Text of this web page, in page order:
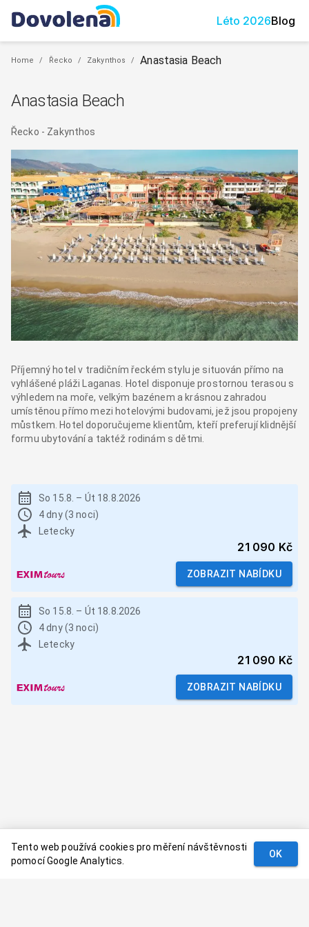
Léto 2026Blog
Home / Řecko / Zakynthos / Anastasia Beach
Anastasia Beach
Řecko - Zakynthos
Příjemný hotel v tradičním řeckém stylu je situován přímo na
vyhlášené pláži Laganas. Hotel disponuje prostornou terasou s
výhledem na moře, velkým bazénem a krásnou zahradou
umístěnou přímo mezi hotelovými budovami, jež jsou propojeny
můstkem. Hotel doporučujeme klientům, kteří preferují klidnější
formu ubytování a taktéž rodinám s dětmi.
So 15.8. – Út 18.8.2026
4 dny (3 noci)
Letecky
21 090 Kč
ZOBRAZIT NABÍDKU
So 15.8. – Út 18.8.2026
4 dny (3 noci)
Letecky
21 090 Kč
ZOBRAZIT NABÍDKU
Tento web používá cookies pro měření návštěvnosti
pomocí Google Analytics.
OK